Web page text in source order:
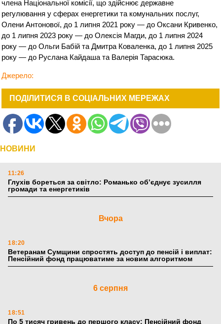
члена Національної комісії, що здійснює державне
регулювання у сферах енергетики та комунальних послуг,
Олени Антонової, до 1 липня 2021 року — до Оксани Кривенко,
до 1 липня 2023 року — до Олексія Магди, до 1 липня 2024
року — до Ольги Бабій та Дмитра Коваленка, до 1 липня 2025
року — до Руслана Кайдаша та Валерія Тарасюка.
Джерело:
ПОДІЛИТИСЯ В СОЦІАЛЬНИХ МЕРЕЖАХ
НОВИНИ
11:26
Глухів бореться за світло: Романько об’єднує зусилля
громади та енергетиків
Вчора
18:20
Ветеранам Сумщини спростять доступ до пенсій і виплат:
Пенсійний фонд працюватиме за новим алгоритмом
6 серпня
18:51
По 5 тисяч гривень до першого класу: Пенсійний фонд